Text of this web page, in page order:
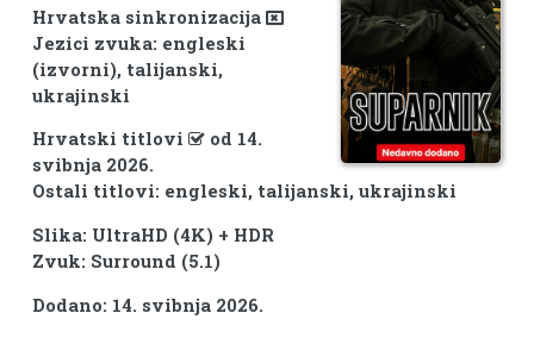
Hrvatska sinkronizacija
Jezici zvuka: engleski
(izvorni), talijanski,
ukrajinski
Hrvatski titlovi
od 14.
svibnja 2026.
Ostali titlovi: engleski, talijanski, ukrajinski
Slika: UltraHD (4K) + HDR
Zvuk: Surround (5.1)
Dodano: 14. svibnja 2026.